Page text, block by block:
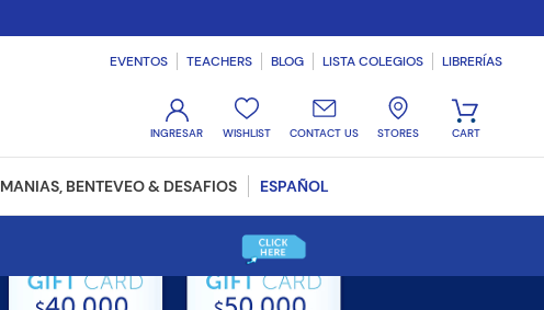
EVENTOS TEACHERS BLOG LISTA COLEGIOS LIBRERÍAS
WISHLIST CONTACT US STORES
MANIAS, BENTEVEO & DESAFIOS ESPAÑOL